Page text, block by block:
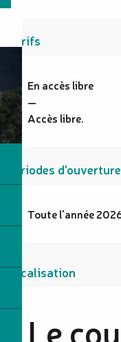
Tarifs
En accès libre
—
Accès libre.
Périodes d'ouverture
Toute l'année
Localisation
Le